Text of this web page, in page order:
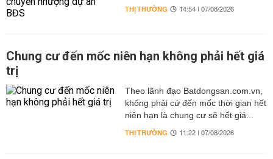
THỊ TRƯỜNG 14:54 | 07/08/2026
Chung cư đến mốc niên hạn không phải hết giá
trị
Theo lãnh đạo Batdongsan.com.vn,
không phải cứ đến mốc thời gian hết
niên hạn là chung cư sẽ hết giá...
THỊ TRƯỜNG 11:22 | 07/08/2026